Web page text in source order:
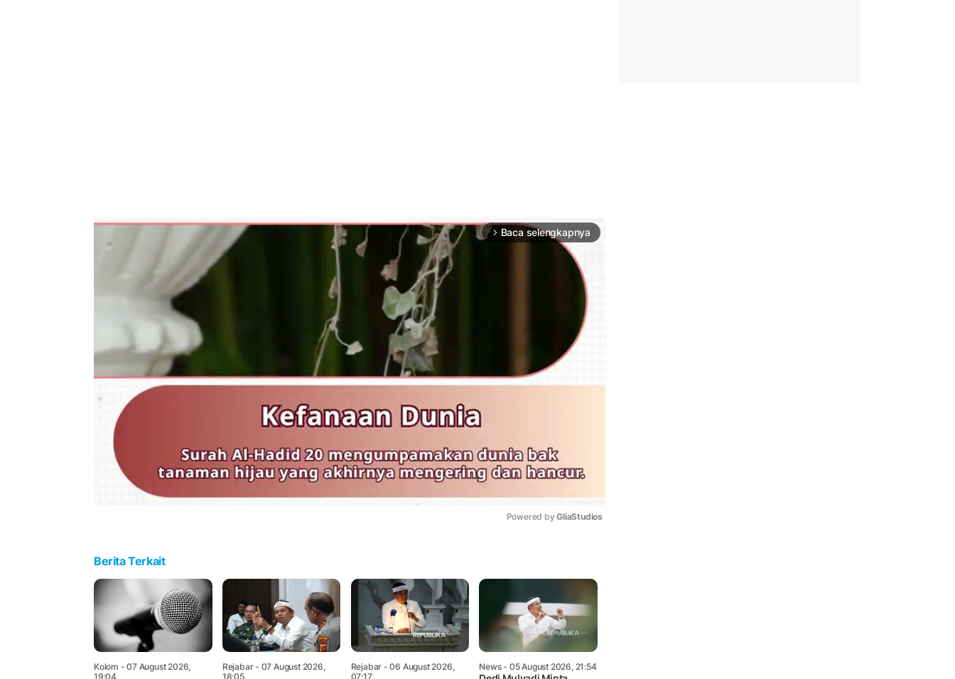
arrow_forward_ios Baca selengkapnya
Powered by GliaStudios
Berita Terkait
Kolom - 07 August 2026,
19:04
Rejabar- 07 August 2026,
18:05
Rejabar - 06 August 2026,
07:17
News- 05 August 2026, 21:54